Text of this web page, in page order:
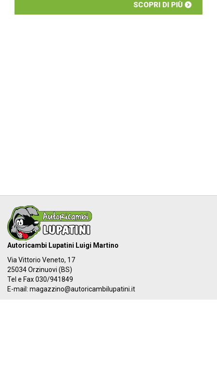
SCOPRI DI PIÙ
Autoricambi Lupatini Luigi Martino
Via Vittorio Veneto, 17
25034 Orzinuovi (BS)
Tel e Fax 030/941849
E-mail: magazzino@autoricambilupatini.it